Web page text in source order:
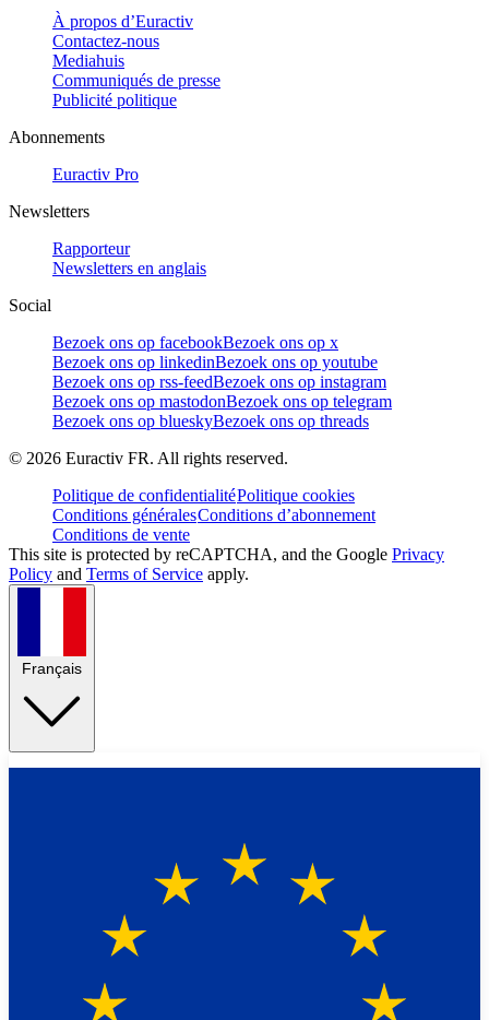
À propos d’Euractiv
Contactez-nous
Mediahuis
Communiqués de presse
Publicité politique
Abonnements
Euractiv Pro
Newsletters
Rapporteur
Newsletters en anglais
Social
Bezoek ons op facebookBezoek ons op x
Bezoek ons op linkedinBezoek ons op youtube
Bezoek ons op rss-feedBezoek ons op instagram
Bezoek ons op mastodonBezoek ons op telegram
Bezoek ons op blueskyBezoek ons op threads
© 2026 Euractiv FR. All rights reserved.
Politique de confidentialitéPolitique cookies
Conditions généralesConditions d’abonnement
Conditions de vente
This site is protected by reCAPTCHA, and the Google Privacy
Policy and Terms of Service apply.
Français